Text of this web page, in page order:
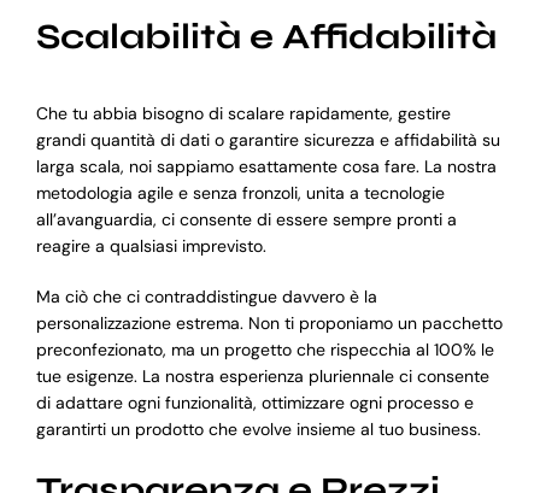
Scalabilità e Affidabilità
Che tu abbia bisogno di scalare rapidamente, gestire
grandi quantità di dati o garantire sicurezza e affidabilità su
larga scala, noi sappiamo esattamente cosa fare. La nostra
metodologia agile e senza fronzoli, unita a tecnologie
all’avanguardia, ci consente di essere sempre pronti a
reagire a qualsiasi imprevisto.
Ma ciò che ci contraddistingue davvero è la
personalizzazione estrema. Non ti proponiamo un pacchetto
preconfezionato, ma un progetto che rispecchia al 100% le
tue esigenze. La nostra esperienza pluriennale ci consente
di adattare ogni funzionalità, ottimizzare ogni processo e
garantirti un prodotto che evolve insieme al tuo business.